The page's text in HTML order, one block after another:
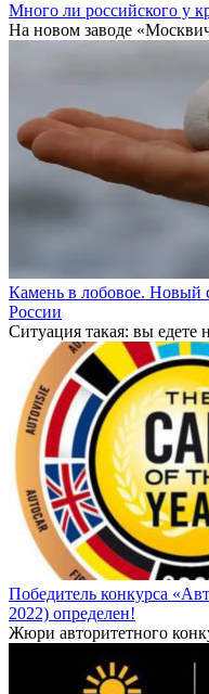
Много ли российского у
На новом заводе
Камень в лобовое. Новый
России
Ситуация такая: вы едете
Победитель конкурса
2022) определен!
Жюри авторитетного